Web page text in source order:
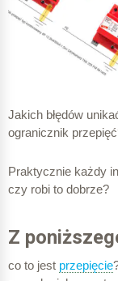
Jakich błędów
ogranicznik
Praktycznie każdy
czy robi to dobrze?
Z
co to jest przepięcie